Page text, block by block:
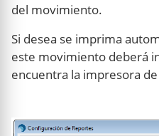
del movimiento.
Si desea se imprima
este movimiento deberá
encuentra la impresora